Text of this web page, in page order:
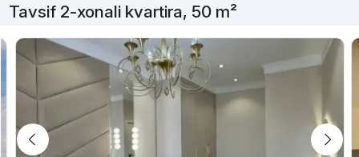
Tavsif 2-xonali kvartira, 50 m²